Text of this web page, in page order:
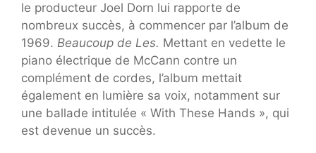
le producteur Joel Dorn lui rapporte de
nombreux succès, à commencer par l’album de
1969. Beaucoup de Les. Mettant en vedette le
piano électrique de McCann contre un
complément de cordes, l’album mettait
également en lumière sa voix, notamment sur
une ballade intitulée « With These Hands », qui
est devenue un succès.